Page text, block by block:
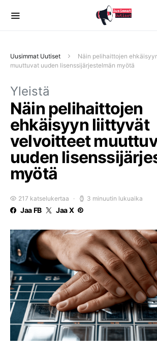
Uusimmat Uutiset
Näin pelihaittojen
muuttuvat uuden lisenssijärjestelmän myötä
Yleistä
Näin pelihaittojen
ehkäisyyn liittyvät
velvoitteet
uuden
myötä
217 katselukertaa 3 minuutin lukuaika
Jaa FB Jaa X